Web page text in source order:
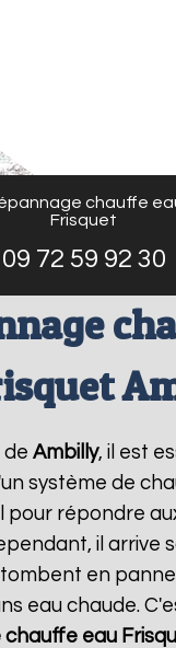
chauffe
Frisquet
09 72 59 92 30
de Ambilly, il est
système de
pour répondre
il arrive
en
eau chaude.
chauffe eau